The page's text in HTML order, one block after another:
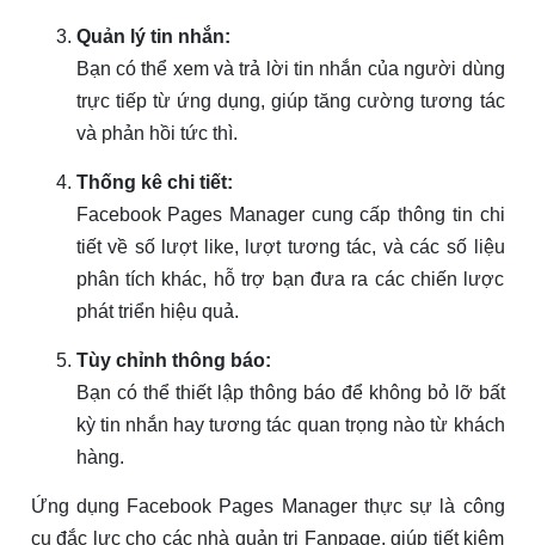
Quản lý tin nhắn:
Bạn có thể xem và trả lời tin nhắn của người dùng
trực tiếp từ ứng dụng, giúp tăng cường tương tác
và phản hồi tức thì.
Thống kê chi tiết:
Facebook Pages Manager cung cấp thông tin chi
tiết về số lượt like, lượt tương tác, và các số liệu
phân tích khác, hỗ trợ bạn đưa ra các chiến lược
phát triển hiệu quả.
Tùy chỉnh thông báo:
Bạn có thể thiết lập thông báo để không bỏ lỡ bất
kỳ tin nhắn hay tương tác quan trọng nào từ khách
hàng.
Ứng dụng Facebook Pages Manager thực sự là công
cụ đắc lực cho các nhà quản trị Fanpage, giúp tiết kiệm